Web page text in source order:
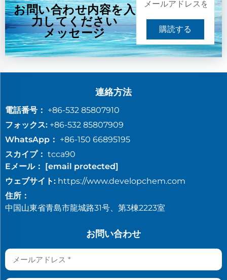
お問い合わせ内容を入
力してください
メッセージ
購読する
連絡方法
電話番号： +86-532 85807910
フォックス: +86-532 85807909
WhatsApp： +86-150 66895195
スカイプ： tcca90
Eメール： [email protected]
ウェブサイト: https://www.developchem.com
住所：
中国山東省青島市龍城路31号、第3棟2223室
お問い合わせ